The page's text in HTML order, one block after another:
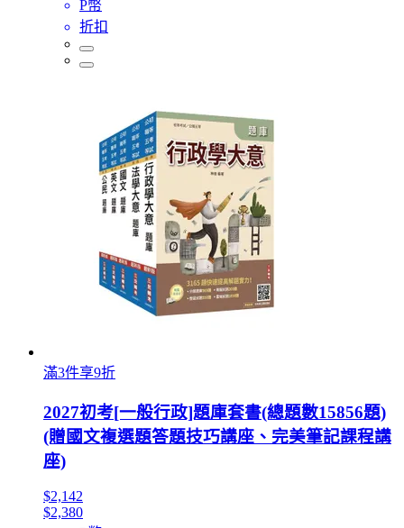
P幣
折扣
滿3件享9折
2027初考[一般行政]題庫套書(總題數15856題)
(贈國文複選題答題技巧講座、完美筆記課程講
座)
$2,142
$2,380